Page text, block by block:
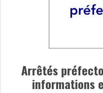
Arrêtés
informations